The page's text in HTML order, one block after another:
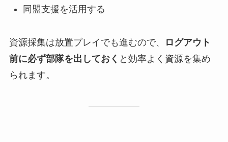
同盟支援を活用する
資源採集は放置プレイでも進むので、
ログアウト
前に必ず部隊を出しておく と効率よく資源を集め
られます。